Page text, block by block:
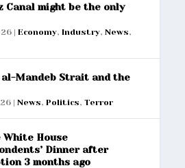
Canal might be the only
|Economy,Industry,News,
al-Mandeb Strait and the
|News,Politics,Terror
White House
Dinner after
3 months ago